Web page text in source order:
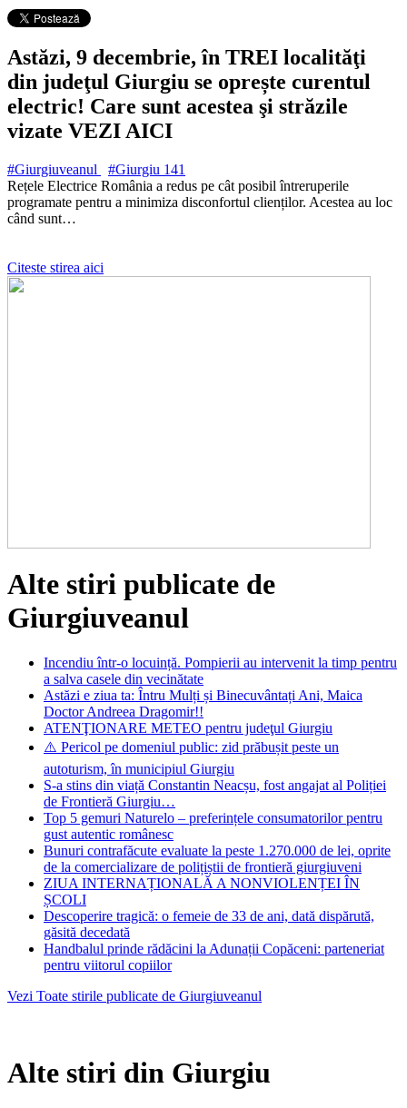
Astăzi, 9 decembrie, în TREI localităţi
din judeţul Giurgiu se oprește curentul
electric! Care sunt acestea şi străzile
vizate VEZI AICI
#Giurgiuveanul #Giurgiu 141
Rețele Electrice România a redus pe cât posibil întreruperile
programate pentru a minimiza disconfortul clienților. Acestea au loc
când sunt…
Citeste stirea aici
Alte stiri publicate de
Giurgiuveanul
Incendiu într-o locuință. Pompierii au intervenit la timp pentru
a salva casele din vecinătate
Astăzi e ziua ta: Întru Mulți și Binecuvântați Ani, Maica
Doctor Andreea Dragomir!!
ATENŢIONARE METEO pentru judeţul Giurgiu
⚠️ Pericol pe domeniul public: zid prăbușit peste un
autoturism, în municipiul Giurgiu
S-a stins din viață Constantin Neacșu, fost angajat al Poliției
de Frontieră Giurgiu…
Top 5 gemuri Naturelo – preferințele consumatorilor pentru
gust autentic românesc
Bunuri contrafăcute evaluate la peste 1.270.000 de lei, oprite
de la comercializare de polițiștii de frontieră giurgiuveni
ZIUA INTERNAȚIONALĂ A NONVIOLENȚEI ÎN
ȘCOLI
Descoperire tragică: o femeie de 33 de ani, dată dispărută,
găsită decedată
Handbalul prinde rădăcini la Adunații Copăceni: parteneriat
pentru viitorul copiilor
Vezi Toate stirile publicate de Giurgiuveanul
Alte stiri din Giurgiu